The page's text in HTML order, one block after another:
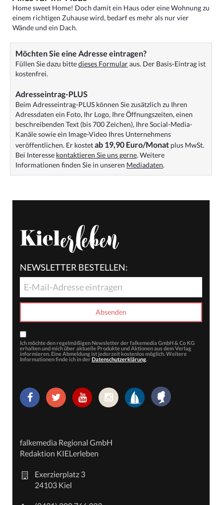
Home sweet Home! Doch damit ein Haus oder eine Wohnung zu
einem richtigen Zuhause wird, bedarf es mehr als nur vier
Wände und ein Dach.
Möchten Sie eine Adresse eintragen?
Füllen Sie dazu bittedieses Formularaus. Der Basis-Eintrag ist
kostenfrei.
Adresseintrag-PLUS
Beim Adresseintrag-PLUS können Sie zusätzlich zu Ihren
Adressdaten ein Foto, Ihr Logo, Ihre Öffnungszeiten, einen
beschreibenden Text (bis 700 Zeichen), Ihre Social-Media-
Kanäle sowie ein Image-Video Ihres Unternehmens
veröffentlichen. Er kostetab 19,90 Euro/Monat plus MwSt.
Bei Interesse kontaktieren Sie uns gerne. Weitere
Informationen finden Sie in unseren Mediadaten.
NEWSLETTER BESTELLEN:
Ich möchte den regelmäßigen Newsletter der falkemedia GmbH & Co KG
erhalten und mich über aktuelle Produkte und Aktionen aus dem Verlag
informieren. Eine Abmeldung ist jederzeit kostenlos möglich. Weitere
Informationen finde ich in der Datenschutzerklärung.
falkemedia Regional GmbH
Redaktion KIELerleben
Exerzierplatz 3
24103 Kiel